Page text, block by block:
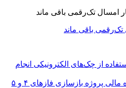
تک‌رقمی باقی ماند
از چک‌های الکترونیکی انجام
بانک تجارت، تأمین‌کننده مالی پروژه بازسازی فازهای ۴ و ۵